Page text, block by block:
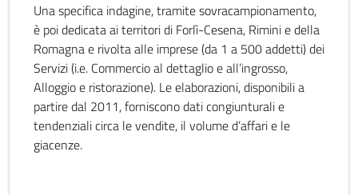
Una specifica indagine, tramite sovracampionamento,
è poi dedicata ai territori di Forlì-Cesena, Rimini e della
Romagna e rivolta alle imprese (da 1 a 500 addetti) dei
Servizi (i.e. Commercio al dettaglio e all’ingrosso,
Alloggio e ristorazione). Le elaborazioni, disponibili a
partire dal 2011, forniscono dati congiunturali e
tendenziali circa le vendite, il volume d’affari e le
giacenze.